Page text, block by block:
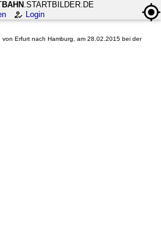
BAHN .STARTBILDER.DE
Login
Erfurt nach Hamburg, am 28.02.2015 bei der